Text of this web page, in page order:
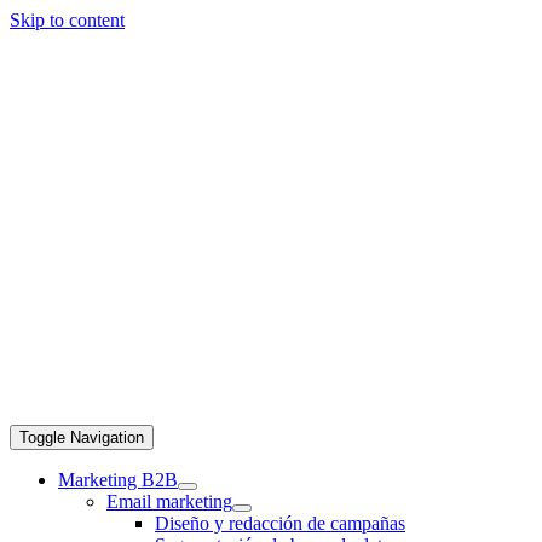
Skip to content
Toggle Navigation
Marketing B2B
Email marketing
Diseño y redacción de campañas